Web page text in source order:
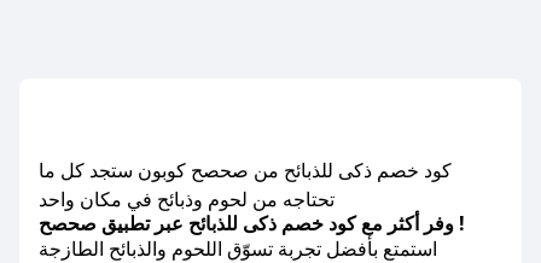
كود خصم ذكى للذبائح من صحصح كوبون ستجد كل ما
تحتاجه من لحوم وذبائح في مكان واحد
وفر أكثر مع كود خصم ذكى للذبائح عبر تطبيق صحصح !
استمتع بأفضل تجربة تسوّق اللحوم والذبائح الطازجة